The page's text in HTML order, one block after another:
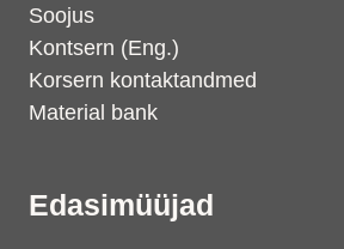
Soojus
Kontsern (Eng.)
Korsern kontaktandmed
Material bank
Edasimüüjad